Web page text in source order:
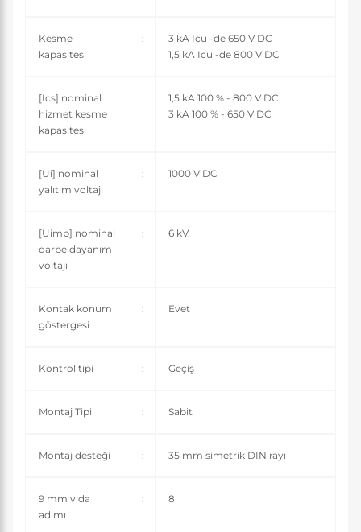
Kesme
kapasitesi
:
3 kA Icu -de 650 V DC
1,5 kA Icu -de 800 V DC
[Ics] nominal
hizmet kesme
kapasitesi
:
1,5 kA 100 % - 800 V DC
3 kA 100 % - 650 V DC
[Ui] nominal
yalıtım voltajı
: 1000 V DC
[Uimp] nominal
darbe dayanım
voltajı
: 6 kV
Kontak konum
göstergesi
: Evet
Kontrol tipi : Geçiş
Montaj Tipi : Sabit
Montaj desteği : 35 mm simetrik DIN rayı
9 mm vida
adımı
: 8